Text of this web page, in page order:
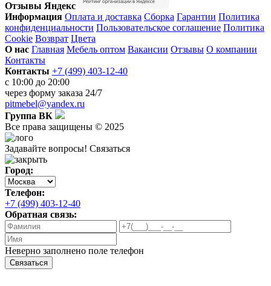
Отзывы Яндекс
Информация Оплата и доставка Сборка Гарантии Политика
конфиденциальности Пользовательское соглашение Политика
Cookie Возврат Цвета
О нас Главная Мебель оптом Вакансии Отзывы О компании
Контакты
Контакты +7 (499) 403-12-40
с 10:00 до 20:00
через форму заказа 24/7
pitmebel@yandex.ru
Группа ВК
Все права защищены © 2025
Задавайте вопросы! Связаться
Город:
Телефон:
+7 (499) 403-12-40
Обратная связь:
Неверно заполнено поле телефон
Связаться